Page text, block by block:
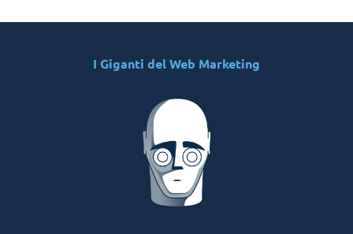
I Giganti del Web Marketing